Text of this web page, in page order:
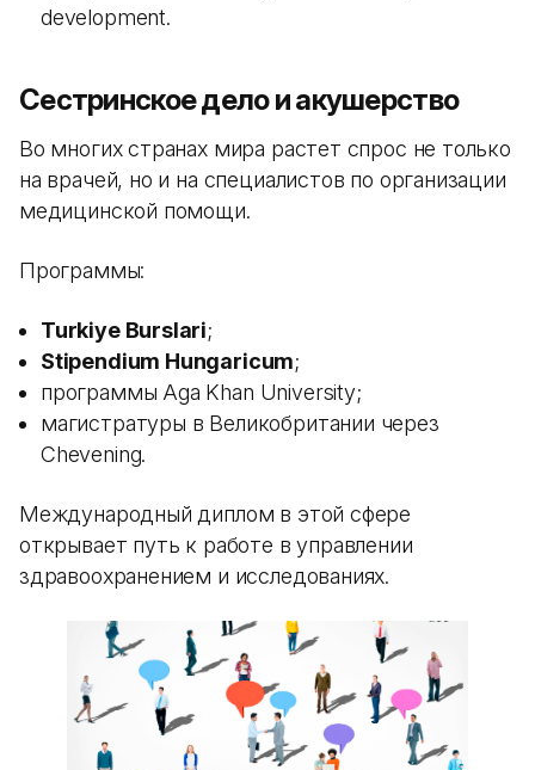
development.
Сестринское дело и акушерство
Во многих странах мира растет спрос не только
на врачей, но и на специалистов по организации
медицинской помощи.
Программы:
Turkiye Burslari;
Stipendium Hungaricum;
программы Aga Khan University;
магистратуры в Великобритании через
Chevening.
Международный диплом в этой сфере
открывает путь к работе в управлении
здравоохранением и исследованиях.